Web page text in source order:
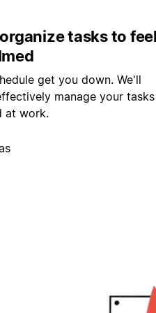
tasks to
get you down. We'll
manage your tasks
at work.